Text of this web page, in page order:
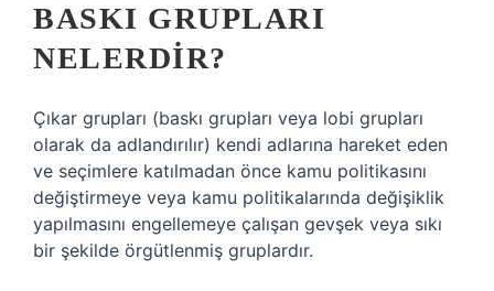
BASKI GRUPLARI
NELERDIR?
Çıkar grupları (baskı grupları veya lobi grupları
olarak da adlandırılır) kendi adlarına hareket eden
ve seçimlere katılmadan önce kamu politikasını
değiştirmeye veya kamu politikalarında değişiklik
yapılmasını engellemeye çalışan gevşek veya sıkı
bir şekilde örgütlenmiş gruplardır.